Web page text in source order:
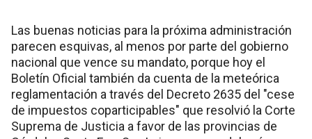
Las buenas noticias para la próxima administración
parecen esquivas, al menos por parte del gobierno
nacional que vence su mandato, porque hoy el
Boletín Oficial también da cuenta de la meteórica
reglamentación a través del Decreto 2635 del "cese
de impuestos coparticipables" que resolvió la Corte
Suprema de Justicia a favor de las provincias de